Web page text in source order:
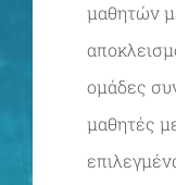
μαθητών
ομάδες
μαθητές